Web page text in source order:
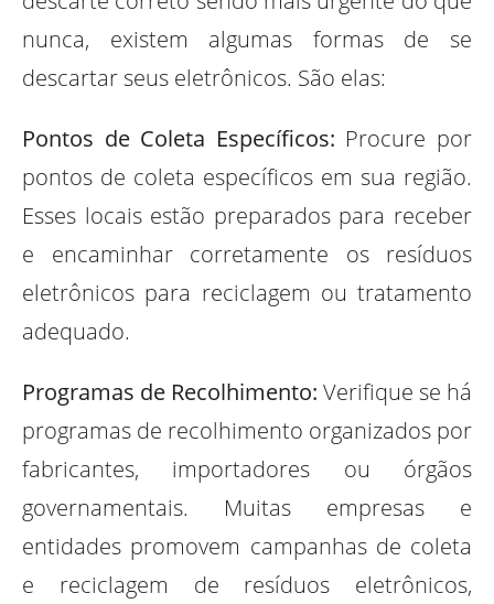
nunca, existem algumas formas de se
descartar seus eletrônicos. São elas:
Pontos de Coleta Específicos: Procure por
pontos de coleta específicos em sua região.
Esses locais estão preparados para receber
e encaminhar corretamente os resíduos
eletrônicos para reciclagem ou tratamento
adequado.
Programas de Recolhimento: Verifique se há
programas de recolhimento organizados por
fabricantes, importadores ou órgãos
governamentais. Muitas empresas e
entidades promovem campanhas de coleta
e reciclagem de resíduos eletrônicos,